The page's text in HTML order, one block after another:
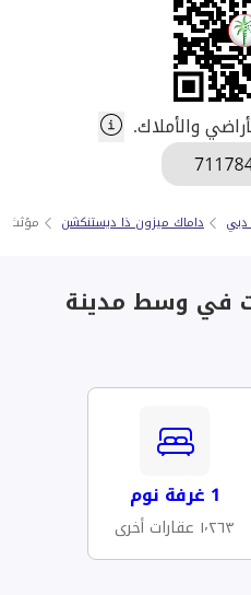
والأملاك.
داماك ميزون ذا ديستنكشن مؤثث
في وسط مدينة
1 غرفة نوم
١٬٢٦٣ عقارات أخرى